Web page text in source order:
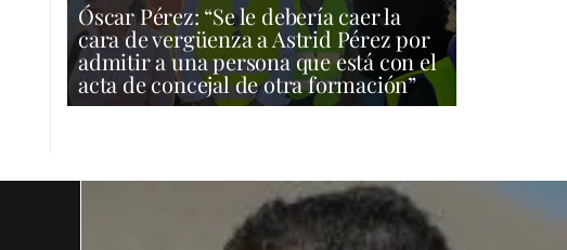
Óscar Pérez: “Se le debería caer la
cara de vergüenza a Astrid Pérez por
admitir a una persona que está con el
acta de concejal de otra formación”